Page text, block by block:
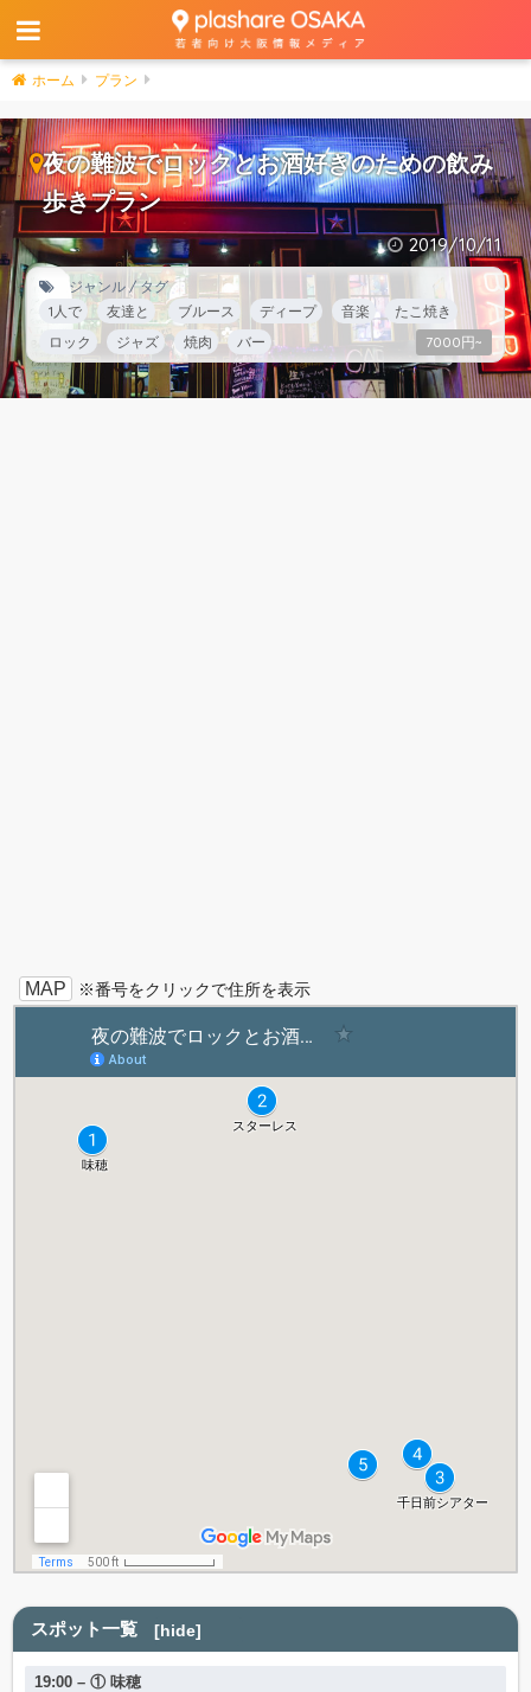
ホーム プラン
夜の難波でロックとお酒好きのための飲み
歩きプラン
2019/10/11
ジャンル / タグ
1人で
友達と ブルース ディープ 音楽
たこ焼き
ロック
ジャズ 焼肉 バー 7000円~
MAP ※番号をクリックで住所を表示
スポット一覧 [hide]
19:00 – ① 味穂